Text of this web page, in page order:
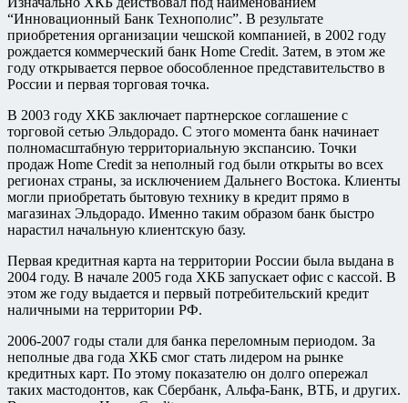
“Инновационный Банк Технополис”. В результате
приобретения организации чешской компанией, в 2002 году
рождается коммерческий банк Home Credit. Затем, в этом же
году открывается первое обособленное представительство в
России и первая торговая точка.
В 2003 году ХКБ заключает партнерское соглашение с
торговой сетью Эльдорадо. С этого момента банк начинает
полномасштабную территориальную экспансию. Точки
продаж Home Credit за неполный год были открыты во всех
регионах страны, за исключением Дальнего Востока. Клиенты
могли приобретать бытовую технику в кредит прямо в
магазинах Эльдорадо. Именно таким образом банк быстро
нарастил начальную клиентскую базу.
Первая кредитная карта на территории России была выдана в
2004 году. В начале 2005 года ХКБ запускает офис с кассой. В
этом же году выдается и первый потребительский кредит
наличными на территории РФ.
2006-2007 годы стали для банка переломным периодом. За
неполные два года ХКБ смог стать лидером на рынке
кредитных карт. По этому показателю он долго опережал
таких мастодонтов, как Сбербанк, Альфа-Банк, ВТБ, и других.